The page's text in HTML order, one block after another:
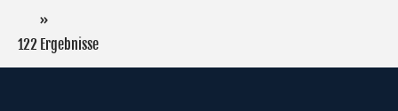
»
122 Ergebnisse